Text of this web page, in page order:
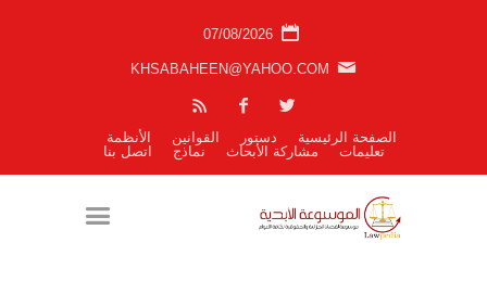
07/08/2026
KHSABAHEEN@YAHOO.COM
الصفحة الرئيسية دستور القوانين
الأنظمة
تعليمات
مشاركة الأبحاث نماذج اتصل بنا